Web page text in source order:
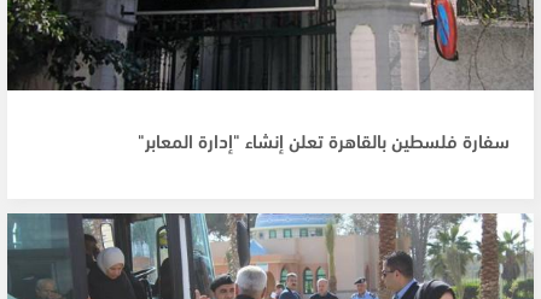
سفارة فلسطين بالقاهرة تعلن إنشاء "إدارة المعابر"